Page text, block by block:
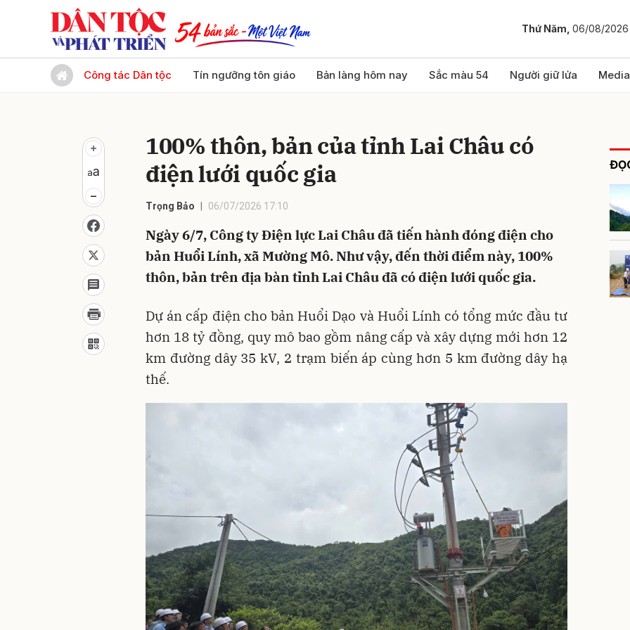
Thứ Năm, 06/08/2026
Công tác Dân tộc Tín ngưỡng tôn giáo Bản làng hôm nay Sắc màu 54 Người giữ lửa Media
100% thôn, bản của tỉnh Lai Châu có
điện lưới quốc gia
Trọng Bảo 06/07/2026 17:10
Ngày 6/7, Công ty Điện lực Lai Châu đã tiến hành đóng điện cho
bản Huổi Lính, xã Mường Mô. Như vậy, đến thời điểm này, 100%
thôn, bản trên địa bàn tỉnh Lai Châu đã có điện lưới quốc gia.
Dự án cấp điện cho bản Huổi Dạo và Huổi Lính có tổng mức đầu tư
hơn 18 tỷ đồng, quy mô bao gồm nâng cấp và xây dựng mới hơn 12
km đường dây 35 kV, 2 trạm biến áp cùng hơn 5 km đường dây hạ
thế.
Gửi bình luận